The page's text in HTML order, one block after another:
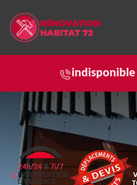
indisponible